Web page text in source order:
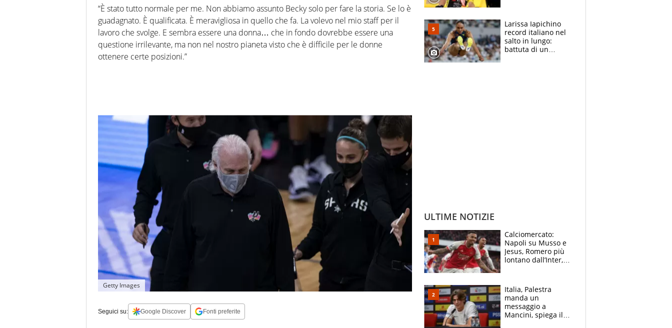
“È stato tutto normale per me. Non abbiamo assunto Becky solo per fare la storia. Se lo è
guadagnato. È qualificata. È meravigliosa in quello che fa. La volevo nel mio staff per il
lavoro che svolge. E sembra essere una donna… che in fondo dovrebbe essere una
questione irrilevante, ma non nel nostro pianeta visto che è difficile per le donne
ottenere certe posizioni.”
Getty Images
Seguici su: Google Discover Fonti preferite
rischio da evitare
Larissa Iapichino
record italiano nel
salto in lungo:
battuta di un
ULTIME NOTIZIE
Calciomercato:
Napoli su Musso e
Jesus, Romero più
lontano dall’Inter,
tabellone
Italia, Palestra
manda un
messaggio a
Mancini, spiega il